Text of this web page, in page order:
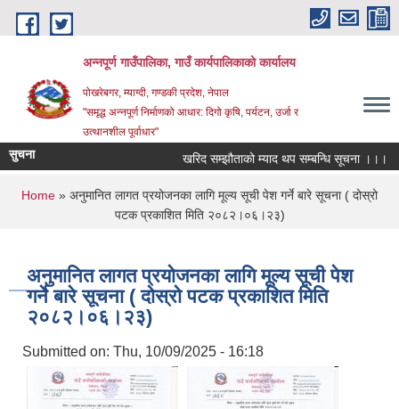
Skip to main content
अन्‍नपूर्ण गाउँपालिका, गाउँ कार्यपालिकाको कार्यालय
पोखरेबगर, म्याग्दी, गण्डकी प्रदेश, नेपाल
"समृद्ध अन्‍नपूर्ण निर्माणको आधार: दिगो कृषि, पर्यटन, उर्जा र
उत्थानशील पूर्वाधार"
सुचना खरिद सम्झौताको म्याद थप सम्बन्धि सूचना ।।।
You are here
Home » अनुमानित लागत प्रयोजनका लागि मूल्य सूची पेश गर्ने बारे सूचना ( दोस्रो
पटक प्रकाशित मिति २०८२।०६।२३)
अनुमानित लागत प्रयोजनका लागि मूल्य सूची पेश
गर्ने बारे सूचना ( दोस्रो पटक प्रकाशित मिति
२०८२।०६।२३)
Submitted on: Thu, 10/09/2025 - 16:18